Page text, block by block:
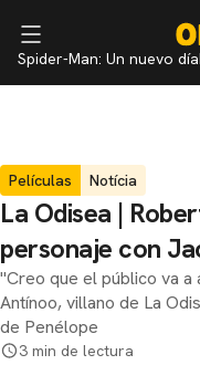
Spider-Man: Un nuevo día
Películas Notícia
La Odisea |
personaje con
"Creo que el público va
Antínoo, villano de La
de Penélope
3 min de lectura